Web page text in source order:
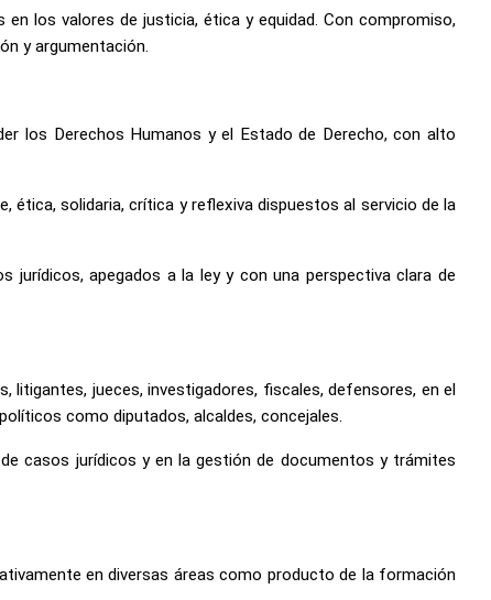
los valores de justicia, ética y equidad. Con compromiso,
y argumentación.
los Derechos Humanos y el Estado de Derecho, con alto
ética, solidaria, crítica y reflexiva dispuestos al servicio de la
jurídicos, apegados a la ley y con una perspectiva clara de
litigantes, jueces, investigadores, fiscales, defensores, en el
como diputados, alcaldes, concejales.
casos jurídicos y en la gestión de documentos y trámites
en diversas áreas como producto de la formación